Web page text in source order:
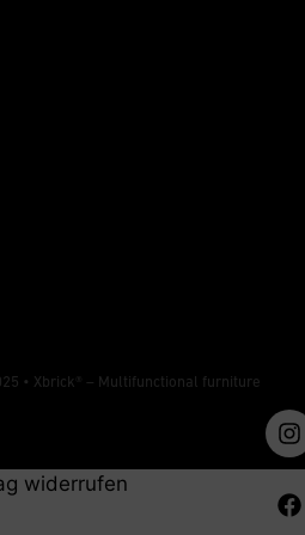
• Xbrick® – Multifunctional furniture
widerrufen